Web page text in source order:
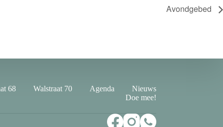
Avondgebed
68 Walstraat 70 Agenda
Nieuws
Doe mee!